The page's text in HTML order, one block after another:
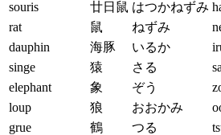
souris
廿日鼠 はつかねずみ
rat
鼠 ねずみ
dauphin
海豚 いるか
singe
猿 さる
elephant
象 ぞう
loup
狼 おおかみ
grue
鶴 つる